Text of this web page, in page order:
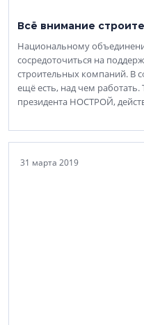
Всё внимание
Национальному
сосредоточиться на
строительных компаний. В
ещё есть, над чем работать.
президента НОСТРОЙ,
31 марта 2019